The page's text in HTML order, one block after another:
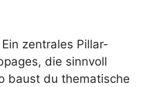
Ein zentrales Pillar-
die sinnvoll
baust du thematische